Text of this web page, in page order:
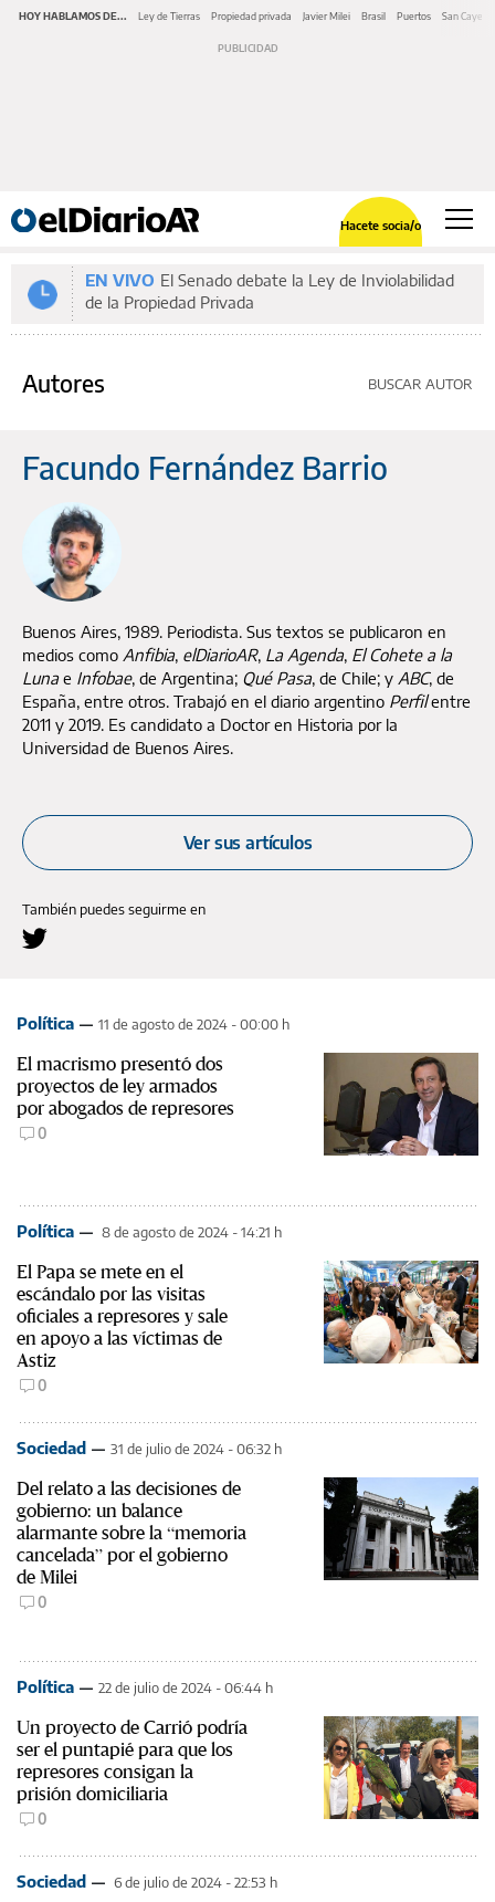
HOY HABLAMOS DE... Ley de Tierras Propiedad privada Javier Milei Brasil Puertos San
Hacete socia/o
EN VIVO El Senado debate la Ley de Inviolabilidad
de la Propiedad Privada
Autores BUSCAR AUTOR
Facundo Fernández Barrio
Buenos Aires, 1989. Periodista. Sus textos se publicaron en
medios como Anfibia, elDiarioAR, La Agenda, El Cohete a la
Lunae Infobae, de Argentina; Qué Pasa, de Chile; y ABC, de
España, entre otros. Trabajó en el diario argentino Perfilentre
2011 y 2019. Es candidato a Doctor en Historia por la
Universidad de Buenos Aires.
Ver sus artículos
También puedes seguirme en
Política 11 de agosto de 2024 - 00:00 h
El macrismo presentó dos
proyectos de ley armados
por abogados de represores
0
Política 8 de agosto de 2024 - 14:21 h
El Papa se mete en el
escándalo por las visitas
oficiales a represores y sale
en apoyo a las víctimas de
Astiz
0
Sociedad 31 de julio de 2024 - 06:32 h
Del relato a las decisiones de
gobierno: un balance
alarmante sobre la “memoria
cancelada” por el gobierno
de Milei
0
Política 22 de julio de 2024 - 06:44 h
Un proyecto de Carrió podría
ser el puntapié para que los
represores consigan la
prisión domiciliaria
0
Sociedad 6 de julio de 2024 - 22:53 h